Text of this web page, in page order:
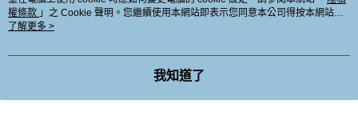
權條款 」之 Cookie 聲明。您繼續使用本網站即表示您同意本公司得按本網站使
用條款之 Cookie 聲明使用 cookie。
了解更多 >
我知道了